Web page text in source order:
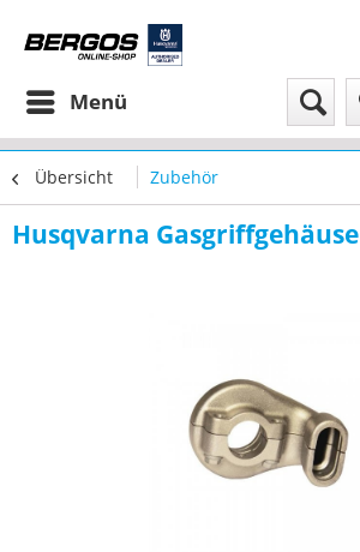
Menü
Übersicht Zubehör
Husqvarna Gasgriffgehäuse